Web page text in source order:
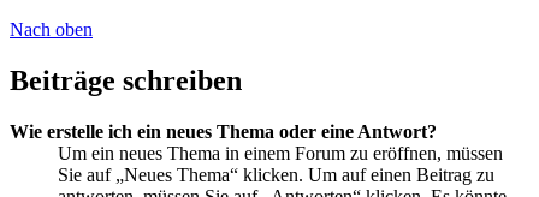
Nach oben
Beiträge schreiben
Wie erstelle ich ein neues Thema oder eine Antwort?
Um ein neues Thema in einem Forum zu eröffnen, müssen
Sie auf „Neues Thema“ klicken. Um auf einen Beitrag zu